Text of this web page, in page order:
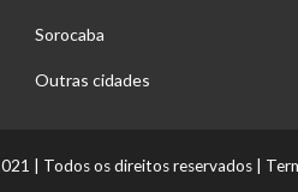
Sorocaba
Outras cidades
| Todos os direitos reservados